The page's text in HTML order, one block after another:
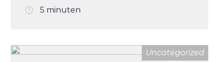
aute irure dolor in reprehenderit in
voluptate velit esse cillum dolore eu
culpa qui officia deserunt mollit anim id
est laborum.
5 minuten
Uncategorized